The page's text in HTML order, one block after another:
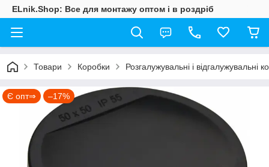
ELnik.Shop: Все для монтажу оптом і в роздріб
Товари Коробки Розгалужувальні і відгалужувальні
Є опт⇒ –17%